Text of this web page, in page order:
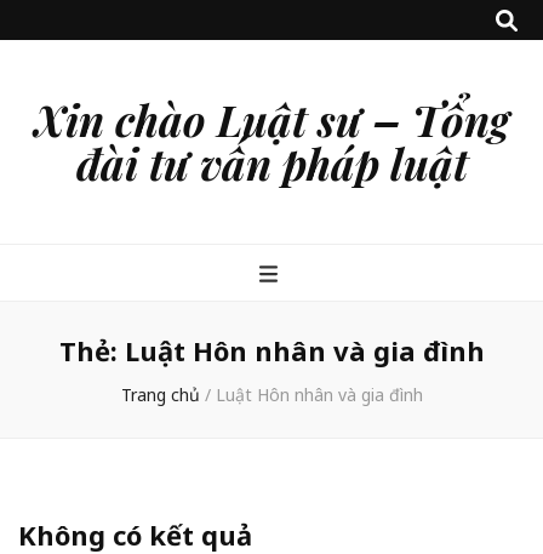
Xin chào Luật sư – Tổng
đài tư vấn pháp luật
Thẻ: Luật Hôn nhân và gia đình
Trang chủ / Luật Hôn nhân và gia đình
Không có kết quả